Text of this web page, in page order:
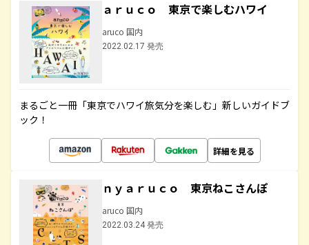
ａｒｕｃｏ 東京で楽しむハワイ
aruco 国内
2022.02.17 発売
まるごと一冊「東京でハワイ旅気分を楽しむ」新しいガイドブ
ック！
詳細を見る
ｎｙａｒｕｃｏ 東京ねこさんぽ
aruco 国内
2022.03.24 発売